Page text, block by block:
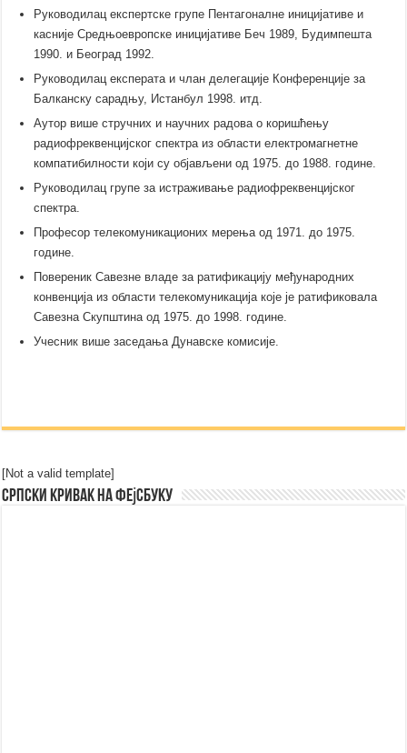
Руководилац експертске групе Пентагоналне иницијативе и
касније Средњоевропске иницијативе Беч 1989, Будимпешта
1990. и Београд 1992.
Руководилац експерата и члан делегације Конференције за
Балканску сарадњу, Истанбул 1998. итд.
Аутор више стручних и научних радова о коришћењу
радиофреквенцијског спектра из области електромагнетне
компатибилности који су објављени од 1975. до 1988. године.
Руководилац групе за истраживање радиофреквенцијског
спектра.
Професор телекомуникационих мерења од 1971. до 1975.
године.
Повереник Савезне владе за ратификацију међународних
конвенција из области телекомуникација које је ратификовала
Савезна Скупштина од 1975. до 1998. године.
Учесник више заседања Дунавске комисије.
[Not a valid template]
Српски Кривак на Фејсбуку